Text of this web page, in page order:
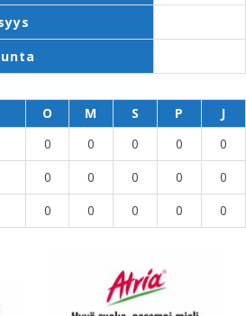
O M S P
J
0 0 0 0
0
0 0 0 0
0
0 0 0 0 0